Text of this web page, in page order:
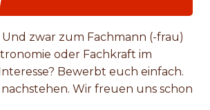
zwar zum Fachmann (-frau)
oder Fachkraft im
Bewerbt euch einfach.
Wir freuen uns schon